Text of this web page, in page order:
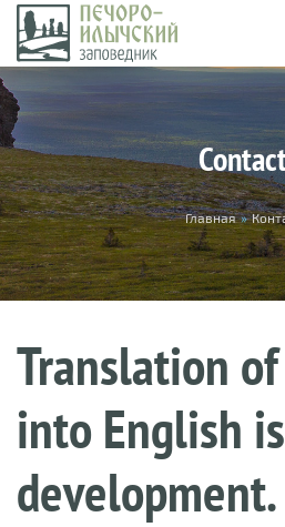
Skip to main content
You are hereГлавная »
Translation
into English
development.